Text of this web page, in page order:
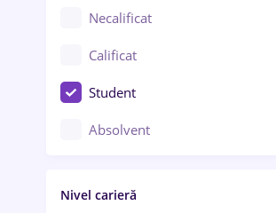
Chimie / Biochimie
Confecții / Design vestimentar
Construcții / Instalații
Controlul calității
Educație / Training / Arte
Necalificat
Calificat
Student
Absolvent
Nivel carieră